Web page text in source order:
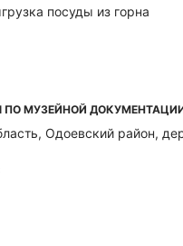
посуды из горна
ПО МУЗЕЙНОЙ
Одоевский район,